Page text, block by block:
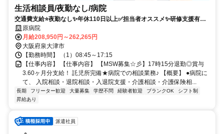
生活相談員/夜勤なし/病院
交通費支給⭐️夜勤なし✨年休110日以上✅️担当者オススメ✨研修支援有⭕️
経験者優遇✨車通勤ＯＫ
原病院
月給208,950円～262,265円
大阪府泉大津市
【勤務時間】 （1）08:45～17:15
【仕事内容】 【仕事内容】 【MSW募集☆彡】17時15分退勤◎賞与
3.60ヶ月分支給！ 託児所完備★病院での相談業務♪ 【概要】 ●病院に
て、 入院相談・退院相談・入退院支援・介護相談・介護保険相...
長期 フリーター歓迎 大量募集 学歴不問 経験者歓迎 ブランクOK
シフト制
昇給あり
派遣社員